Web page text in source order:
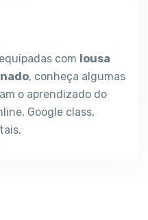
com lousa
, conheça algumas
o aprendizado do
Google class,